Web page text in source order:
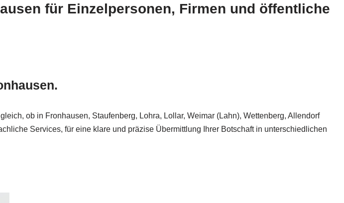
für Einzelpersonen, Firmen und öffentliche
ob in Fronhausen, Staufenberg, Lohra, Lollar, Weimar (Lahn), Wettenberg, Allendorf
Services, für eine klare und präzise Übermittlung Ihrer Botschaft in unterschiedlichen